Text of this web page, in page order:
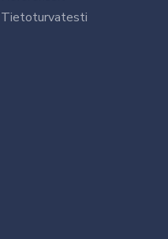
Tietoturvatesti